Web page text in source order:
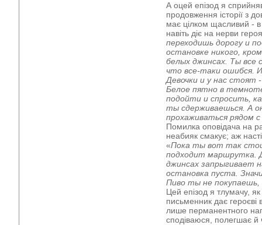
А оцей епізод я
продовження історії з
має цілком щасливий - в
навіть діє на нерви
переходишь дорогу и
остановке никого,
белых джинсах. Ты все
что все-таки ошибся.
Девочки и у нас
Белое пятно в
подойти и спросить,
ты сдерживаешься. А
прохаживаться рядом
Помилка оповідача на
неабияк смакує; аж
«Пока ты вот так
подходит маршрутка.
джинсах запрыгивает
остановка пуста.
Пиво ты не
Цей епізод я тлумачу,
письменник дає героєві
лише перманентного
сподіваюся, полегшає й